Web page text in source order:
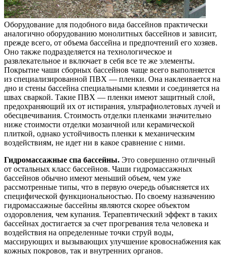
Оборудование для подобного вида бассейнов практически
аналогично оборудованию монолитных бассейнов и зависит,
прежде всего, от объема бассейна и предпочтений его хозяев.
Оно также подразделяется на технологическое и
развлекательное и включает в себя все те же элементы.
Покрытие чаши сборных бассейнов чаще всего выполняется
из специализированной ПВХ — пленки. Она наклеивается на
дно и стены бассейна специальными клеями и соединяется на
швах сваркой. Такие ПВХ — пленки имеют защитный слой,
предохраняющий их от истирания, ультрафиолетовых лучей и
обесцвечивания. Стоимость отделки пленками значительно
ниже стоимости отделки мозаичной или керамической
плиткой, однако устойчивость пленки к механическим
воздействиям, не идет ни в какое сравнение с ними.
Гидромассажные спа бассейны. Это совершенно отличный
от остальных класс бассейнов. Чаши гидромассажных
бассейнов обычно имеют меньший объем, чем уже
рассмотренные типы, что в первую очередь объясняется их
специфической функциональностью. По своему назначению
гидромассажные бассейны являются скорее объектом
оздоровления, чем купания. Терапевтический эффект в таких
бассейнах достигается за счет прогревания тела человека и
воздействия на определенные точки струй воды,
массирующих и вызывающих улучшение кровоснабжения как
кожных покровов, так и внутренних органов.